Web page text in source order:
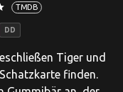
TMDB
DD
Tiger und
finden.